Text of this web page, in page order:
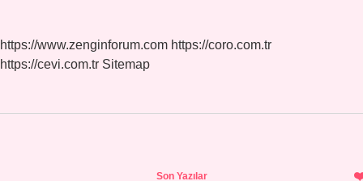
https://www.zenginforum.com https://coro.com.tr
https://cevi.com.tr Sitemap
Son Yazılar